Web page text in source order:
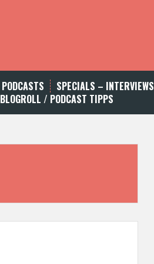
PODCASTS SPECIALS – INTERVIEWS
BLOGROLL / PODCAST TIPPS